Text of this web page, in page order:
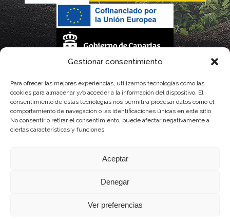
Gestionar consentimiento
Para ofrecer las mejores experiencias, utilizamos tecnologías como las
cookies para almacenar y/o acceder a la información del dispositivo. El
consentimiento de estas tecnologías nos permitirá procesar datos como el
comportamiento de navegación o las identificaciones únicas en este sitio.
No consentir o retirar el consentimiento, puede afectar negativamente a
ciertas características y funciones.
Aceptar
Denegar
Ver preferencias
parcialmente, por el Gobierno de Canarias
con fondos provenientes del presupuesto de gastos del Instituto Canario de
Calidad Agroalimentaria